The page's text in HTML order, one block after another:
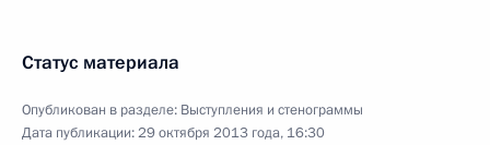
Статус материала
Опубликован в разделе: Выступления и стенограммы
Дата публикации:29 октября 2013 года, 16:30